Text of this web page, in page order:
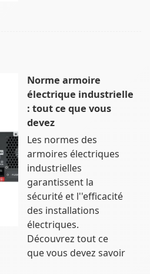
Norme armoire
électrique industrielle
: tout ce que vous
devez
Les normes des
armoires électriques
industrielles
garantissent la
sécurité et l''efficacité
des installations
électriques.
Découvrez tout ce
que vous devez savoir